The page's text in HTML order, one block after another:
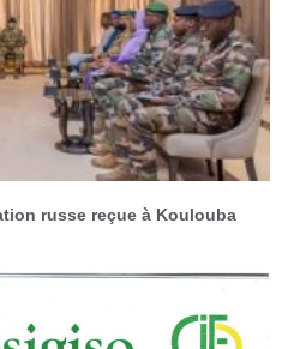
russe reçue à Koulouba